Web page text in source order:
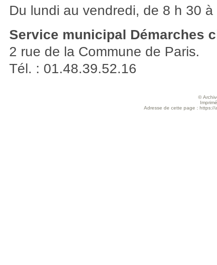
Du lundi au vendredi, de 8 h 30
Service municipal Démarches
2 rue de la Commune de Paris.
Tél. : 01.48.39.52.16
©
Adresse de cette page : https://